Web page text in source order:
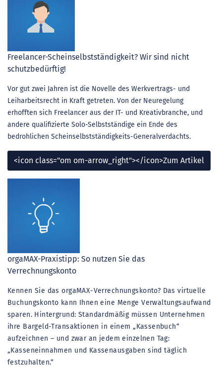
Freelancer-Scheinselbstständigkeit? Wir sind nicht
schutzbedürftig!
Vor gut zwei Jahren ist die Novelle des Werkvertrags- und
Leiharbeitsrecht in Kraft getreten. Von der Neuregelung
erhofften sich Freelancer aus der IT- und Kreativbranche, und
andere qualifizierte Solo-Selbstständige ein Ende des
bedrohlichen Scheinselbstständigkeits-Generalverdachts.
<icon class="om om-arrow_right"></icon>Zum Artikel
orgaMAX-Praxistipp: So nutzen Sie das
Verrechnungskonto
Kennen Sie das orgaMAX-Verrechnungskonto? Das virtuelle
Buchungskonto kann Ihnen eine Menge Verwaltungsaufwand
sparen. Hintergrund: Standardmäßig müssen Unternehmen
ihre Bargeld-Transaktionen in einem „Kassenbuch“
aufzeichnen – und zwar an jedem einzelnen Tag:
„Kasseneinnahmen und Kassenausgaben sind täglich
festzuhalten.“